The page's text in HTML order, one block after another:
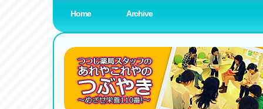
Home Archive